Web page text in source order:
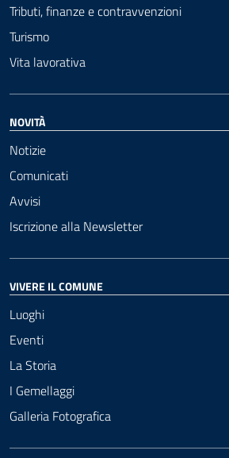
Tributi, finanze e contravvenzioni
Turismo
Vita lavorativa
NOVITÀ
Notizie
Comunicati
Avvisi
Iscrizione alla Newsletter
VIVERE IL COMUNE
Luoghi
Eventi
La Storia
I Gemellaggi
Galleria Fotografica